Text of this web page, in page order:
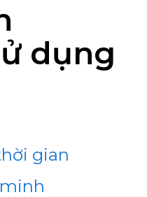
dụng
gian